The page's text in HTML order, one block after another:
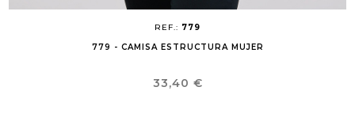
REF.: 779
779 - CAMISA ESTRUCTURA MUJER
Precio
33,40 €